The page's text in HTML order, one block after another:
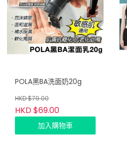
POLA黑BA洗面奶20g
HKD $79.00
HKD $69.00
加入購物車